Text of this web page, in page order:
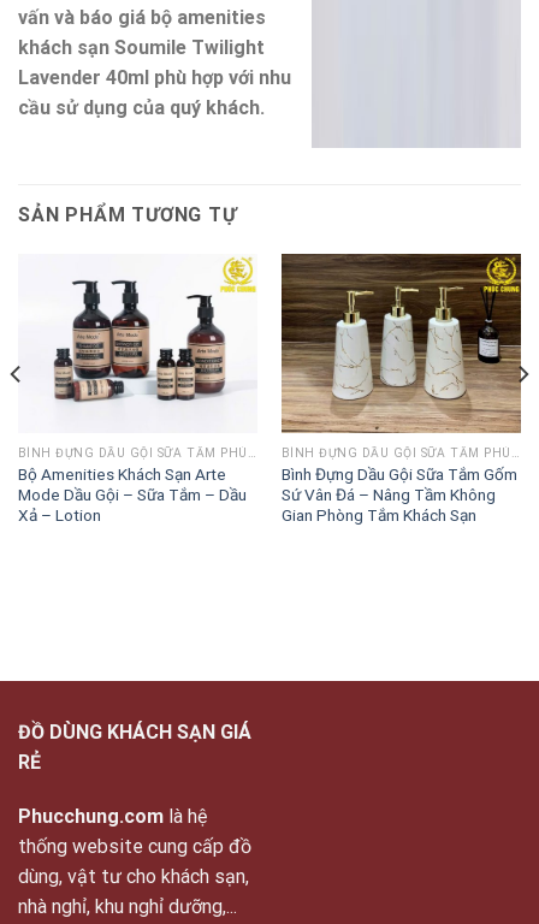
vấn và báo giá bộ amenities
khách sạn Soumile Twilight
Lavender 40ml phù hợp với nhu
cầu sử dụng của quý khách.
SẢN PHẨM TƯƠNG TỰ
Bộ Amenities Khách Sạn Arte
Mode Dầu Gội – Sữa Tắm – Dầu
Xả – Lotion
Bình Đựng Dầu Gội Sữa Tắm Gốm
Sứ Vân Đá – Nâng Tầm Không
Gian Phòng Tắm Khách Sạn
ĐỒ DÙNG KHÁCH SẠN GIÁ
RẺ
Phucchung.com là hệ
thống website cung cấp đồ
dùng, vật tư cho khách sạn,
nhà nghỉ, khu nghỉ dưỡng,...